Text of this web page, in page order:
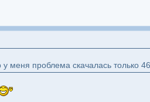
проблема скачалась только